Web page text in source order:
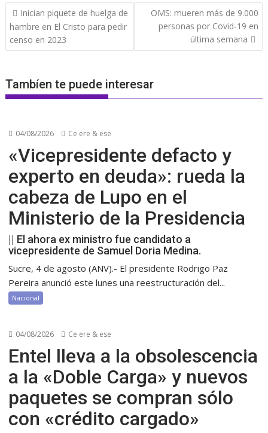
Navegación
de
entradas
Inician piquete de huelga de
hambre en El Cristo para pedir
censo en 2023
OMS: mueren más de 9.000
personas por Covid-19 en
última semana
Tambíen te puede interesar
04/08/2026 Ce ere & ese
«Vicepresidente defacto y
experto en deuda»: rueda la
cabeza de Lupo en el
Ministerio de la Presidencia
|| El ahora ex ministro fue candidato a
vicepresidente de Samuel Doria Medina.
Sucre, 4 de agosto (ANV).- El presidente Rodrigo Paz
Pereira anunció este lunes una reestructuración del...
Nacional
04/08/2026 Ce ere & ese
Entel lleva a la obsolescencia
a la «Doble Carga» y nuevos
paquetes se compran sólo
con «crédito cargado»